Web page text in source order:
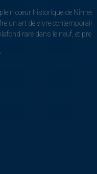
cœur historique de Nîmes
un art de vivre
rare dans le neuf, et